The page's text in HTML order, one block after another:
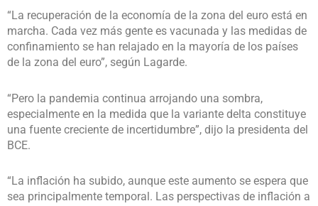
“La recuperación de la economía de la zona del euro está en
marcha. Cada vez más gente es vacunada y las medidas de
confinamiento se han relajado en la mayoría de los países
de la zona del euro”, según Lagarde.
“Pero la pandemia continua arrojando una sombra,
especialmente en la medida que la variante delta constituye
una fuente creciente de incertidumbre”, dijo la presidenta del
BCE.
“La inflación ha subido, aunque este aumento se espera que
sea principalmente temporal. Las perspectivas de inflación a